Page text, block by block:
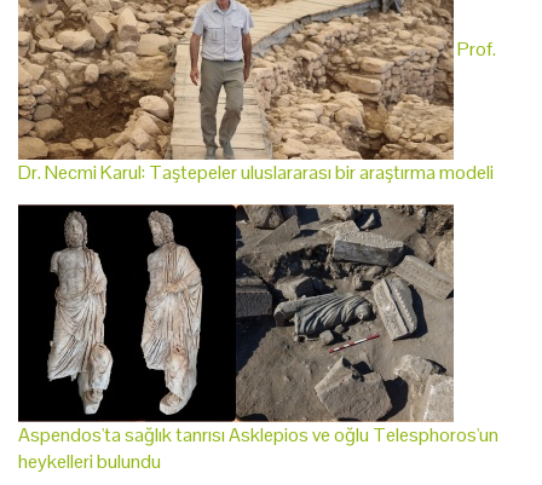
Prof.
Dr. Necmi Karul: Taştepeler uluslararası bir araştırma modeli
Aspendos'ta sağlık tanrısı Asklepios ve oğlu Telesphoros'un
heykelleri bulundu